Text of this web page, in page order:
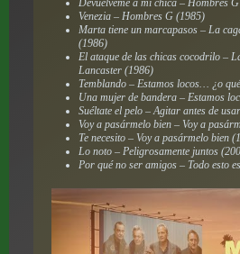
Devuélveme a mi chica – Hombres
Venezia – Hombres G (1985)
Marta tiene un marcapasos – La
(1986)
El ataque de las chicas cocodrilo –
Lancaster (1986)
Temblando – Estamos locos… ¿o
Una mujer de bandera – Estamos
Suéltate el pelo – Agitar antes de
Voy a pasármelo bien – Voy a
Te necesito – Voy a pasármelo bien
Lo noto – Peligrosamente juntos
Por qué no ser amigos – Todo esto